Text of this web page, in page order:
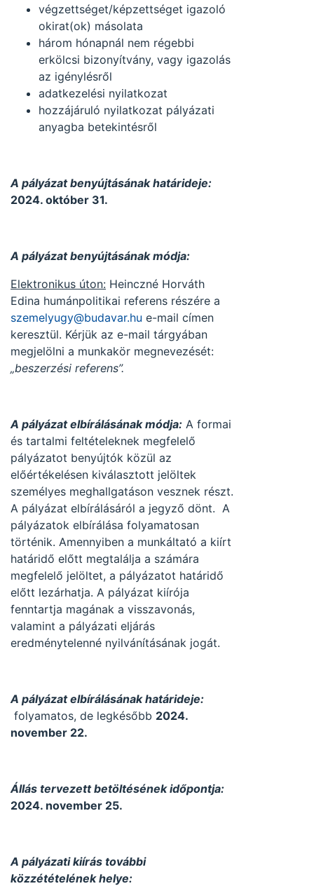
végzettséget/képzettséget igazoló
okirat(ok) másolata
három hónapnál nem régebbi
erkölcsi bizonyítvány, vagy igazolás
az igénylésről
adatkezelési nyilatkozat
hozzájáruló nyilatkozat pályázati
anyagba betekintésről
A pályázat benyújtásának határideje:
2024. október 31.
A pályázat benyújtásának módja:
Elektronikus úton: Heinczné Horváth
Edina humánpolitikai referens részére a
szemelyugy@budavar.hu e-mail címen
keresztül. Kérjük az e-mail tárgyában
megjelölni a munkakör megnevezését:
„beszerzési referens”.
A pályázat elbírálásának módja: A formai
és tartalmi feltételeknek megfelelő
pályázatot benyújtók közül az
előértékelésen kiválasztott jelöltek
személyes meghallgatáson vesznek részt.
A pályázat elbírálásáról a jegyző dönt. A
pályázatok elbírálása folyamatosan
történik. Amennyiben a munkáltató a kiírt
határidő előtt megtalálja a számára
megfelelő jelöltet, a pályázatot határidő
előtt lezárhatja. A pályázat kiírója
fenntartja magának a visszavonás,
valamint a pályázati eljárás
eredménytelenné nyilvánításának jogát.
A pályázat elbírálásának határideje:
folyamatos, de legkésőbb 2024.
november 22.
Állás tervezett betöltésének időpontja:
2024. november 25.
A pályázati kiírás további
közzétételének helye: